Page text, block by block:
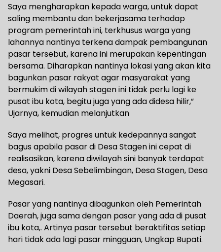
Saya mengharapkan kepada warga, untuk dapat
saling membantu dan bekerjasama terhadap
program pemerintah ini, terkhusus warga yang
lahannya nantinya terkena dampak pembangunan
pasar tersebut, karena ini merupakan kepentingan
bersama. Diharapkan nantinya lokasi yang akan kita
bagunkan pasar rakyat agar masyarakat yang
bermukim di wilayah stagen ini tidak perlu lagi ke
pusat ibu kota, begitu juga yang ada didesa hilir,”
Ujarnya, kemudian melanjutkan
Saya melihat, progres untuk kedepannya sangat
bagus apabila pasar di Desa Stagen ini cepat di
realisasikan, karena diwilayah sini banyak terdapat
desa, yakni Desa Sebelimbingan, Desa Stagen, Desa
Megasari.
Pasar yang nantinya dibagunkan oleh Pemerintah
Daerah, juga sama dengan pasar yang ada di pusat
ibu kota,. Artinya pasar tersebut beraktifitas setiap
hari tidak ada lagi pasar mingguan, Ungkap Bupati.